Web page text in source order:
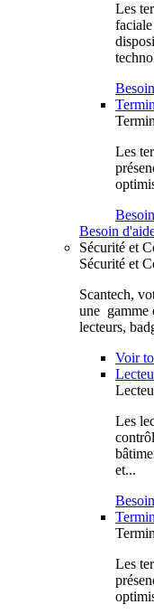
Les
Les
Besoin
Sécurité et
Sécurité et
Scantech,
une gamme
lecteurs,
Voir
Les
et...
Les